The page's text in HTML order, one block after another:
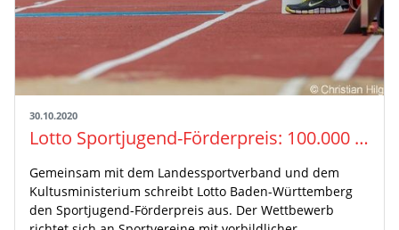
30.10.2020
Lotto Sportjugend-Förderpreis: 100.000 Euro für vorbildliche Jugendarbeit
Gemeinsam mit dem Landessportverband und dem
Kultusministerium schreibt Lotto Baden-Württemberg
den Sportjugend-Förderpreis aus. Der Wettbewerb